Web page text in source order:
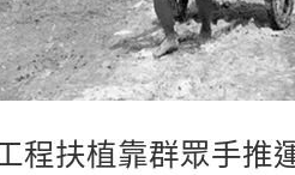
程扶植靠群眾手推